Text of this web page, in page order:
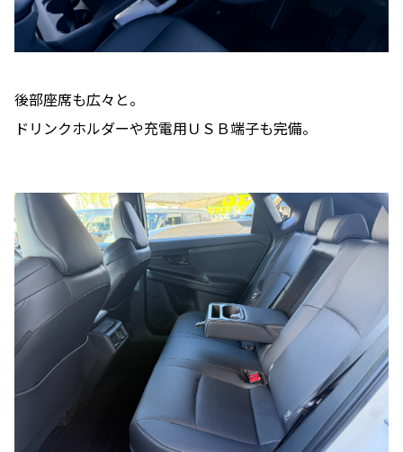
後部座席も広々と。
ドリンクホルダーや充電用ＵＳＢ端子も完備。